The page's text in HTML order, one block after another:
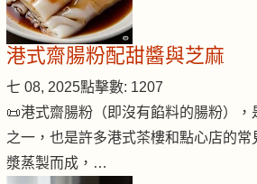
港式齋腸粉配甜醬與芝麻
七 08, 2025點擊數: 1207
📜港式齋腸粉（即沒有餡料的腸粉）
之一，也是許多港式茶樓和點心店的
漿蒸製而成，…